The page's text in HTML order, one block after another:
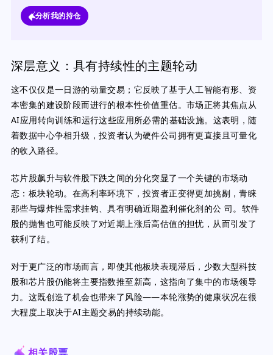
分析我的持仓
深层意义：具有持续性的主题轮动
这不仅仅是一日游的动量交易；它反映了基于人工智能有形、资
本密集的建设阶段而进行的根本性价值重估。市场正将其焦点从
AI应用转向训练和运行这些应用所必需的基础设施。这表明，随
着数据中心争相升级，投资者认为硬件公司拥有更直接且可量化
的收入路径。
芯片股飙升与软件股下跌之间的分化突显了一个关键的市场动
态：板块轮动。在高利率环境下，投资者正变得更加挑剔，青睐
那些与爆炸性需求挂钩、具有明确近期盈利催化剂的公 司。软件
股的抛售也可能反映了对近期上涨后高估值的担忧，从而引发了
获利了结。
对于更广泛的市场而言，即使其他板块表现滞后，少数大型科技
股和芯片股仍能将主要指数推至新高，这指向了集中的市场领导
力。这既创造了机会也带来了风险——本轮涨势的健康状况在很
大程度上取决于AI主题交易的持续动能。
相关股票